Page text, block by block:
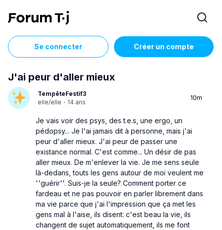
Se connecter Créer un compte
J'ai peur d'aller mieux
TempêteFestif3
elle/elle · 14 ans
10m
Je vais voir des psys, des t.e.s, une ergo, un
pédopsy... Je l'ai jamais dit à personne, mais j'ai
peur d'aller mieux. J'ai peur de passer une
existance normal. C'est comme... Un désir de pas
aller mieux. De m'enlever la vie. Je me sens seule
là-dedans, touts les gens autour de moi veulent me
''guérir''. Suis-je la seule? Comment porter ce
fardeau et ne pas pouvoir en parler librement dans
ma vie parce que j'ai l'impression que ça met les
gens mal à l'aise, ils disent: c'est beau la vie, ils
changent de sujet automatiquement, ils me font